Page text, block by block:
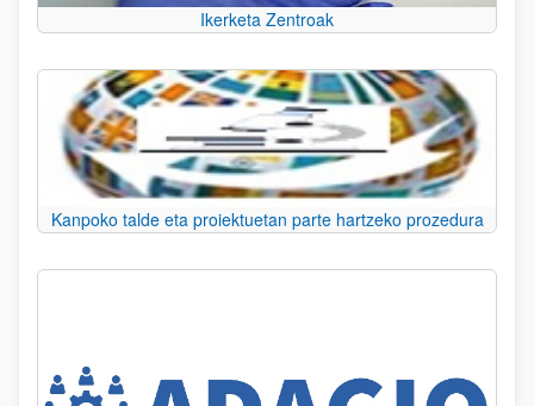
Ikerketa Zentroak
Kanpoko talde eta proiektuetan parte hartzeko prozedura